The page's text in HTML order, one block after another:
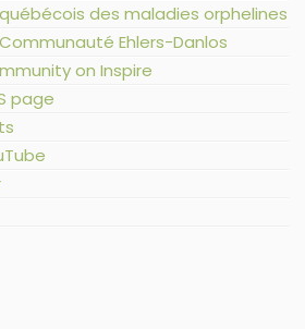
des maladies orphelines
Ehlers-Danlos
on Inspire
page